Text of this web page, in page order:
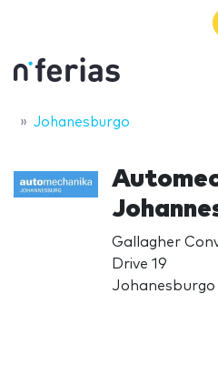
Johanesburgo
Gallagher
Drive 19
Johanesburgo